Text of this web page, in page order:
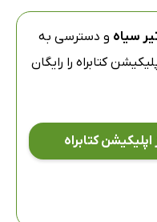
سیاه و دسترسی به
کتابراه را رایگان
کتابراه